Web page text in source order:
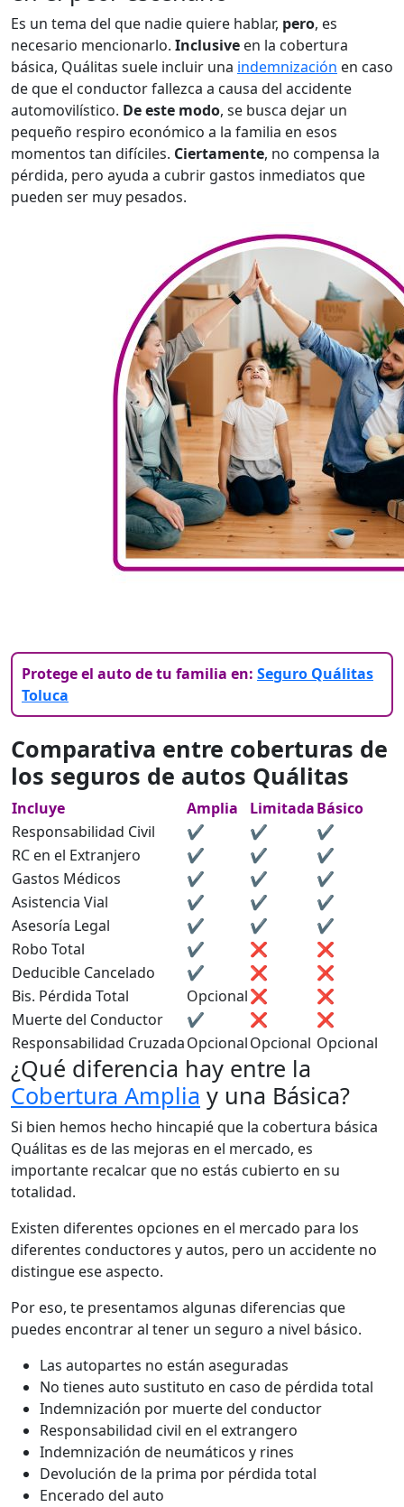
Es un tema del que nadie quiere hablar, pero, es
necesario mencionarlo. Inclusive en la cobertura
básica, Quálitas suele incluir una indemnización en caso
de que el conductor fallezca a causa del accidente
automovilístico. De este modo, se busca dejar un
pequeño respiro económico a la familia en esos
momentos tan difíciles. Ciertamente, no compensa la
pérdida, pero ayuda a cubrir gastos inmediatos que
pueden ser muy pesados.
Protege el auto de tu familia en: Seguro Quálitas
Toluca
Comparativa entre coberturas de
los seguros de autos Quálitas
Incluye Amplia LimitadaBásico
Responsabilidad Civil
✔️ ✔️
✔️
RC en el Extranjero
✔️ ✔️
✔️
Gastos Médicos
✔️ ✔️
✔️
Asistencia Vial
✔️ ✔️
✔️
Asesoría Legal
✔️ ✔️
✔️
Robo Total
✔️ ❌
❌
Deducible Cancelado
✔️ ❌
❌
Bis. Pérdida Total
Opcional❌
❌
Muerte del Conductor
✔️ ❌
❌
Responsabilidad CruzadaOpcionalOpcional Opcional
¿Qué diferencia hay entre la
Cobertura Amplia y una Básica?
Si bien hemos hecho hincapié que la cobertura básica
Quálitas es de las mejoras en el mercado, es
importante recalcar que no estás cubierto en su
totalidad.
Existen diferentes opciones en el mercado para los
diferentes conductores y autos, pero un accidente no
distingue ese aspecto.
Por eso, te presentamos algunas diferencias que
puedes encontrar al tener un seguro a nivel básico.
Las autopartes no están aseguradas
No tienes auto sustituto en caso de pérdida total
Indemnización por muerte del conductor
Responsabilidad civil en el extrangero
Indemnización de neumáticos y rines
Devolución de la prima por pérdida total
Encerado del auto